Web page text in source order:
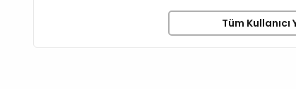
Tüm Kullanıcı